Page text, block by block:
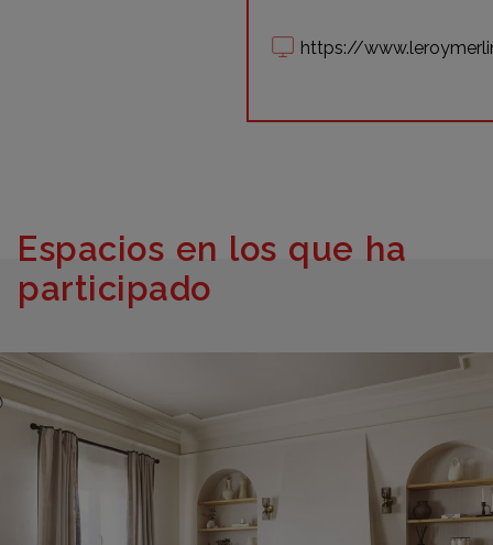
https://
Espacios en los que ha
participado